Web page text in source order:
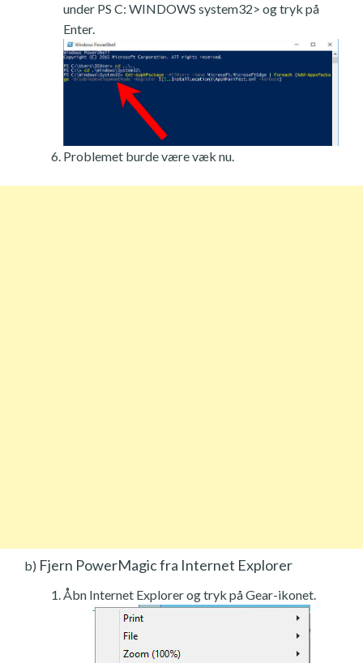
under PS C: WINDOWS system32> og tryk på
Enter.
Problemet burde være væk nu.
b) Fjern PowerMagic fra Internet Explorer
Åbn Internet Explorer og tryk på Gear-ikonet.